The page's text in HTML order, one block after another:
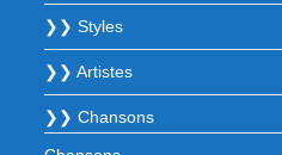
❯❯ Styles
❯❯ Artistes
❯❯ Chansons